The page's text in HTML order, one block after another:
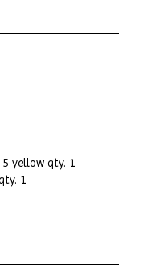
5 yellow qty. 1
1